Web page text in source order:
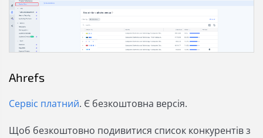
Ahrefs
Сервіс платний. Є безкоштовна версія.
Щоб безкоштовно подивитися список конкурентів з